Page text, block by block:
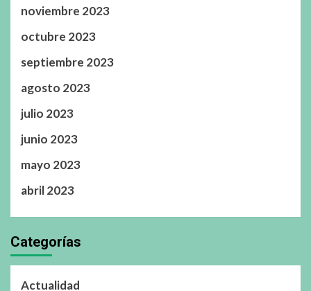
noviembre 2023
octubre 2023
septiembre 2023
agosto 2023
julio 2023
junio 2023
mayo 2023
abril 2023
Categorías
Actualidad